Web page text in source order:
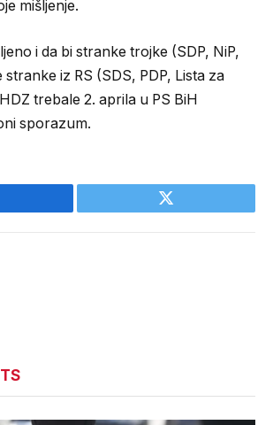
mišljenje.
i da bi stranke trojke (SDP, NiP,
iz RS (SDS, PDP, Lista za
trebale 2. aprila u PS BiH
sporazum.
Twitter